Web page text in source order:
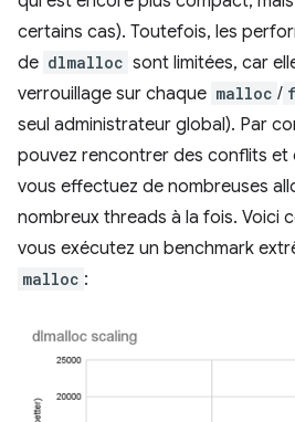
certains cas). Toutefois, les
de dlmalloc sont limitées, car
verrouillage sur chaque malloc /
seul administrateur global). Par
pouvez rencontrer des conflits et
vous effectuez de nombreuses
nombreux threads à la fois. Voici
vous exécutez un benchmark
malloc :